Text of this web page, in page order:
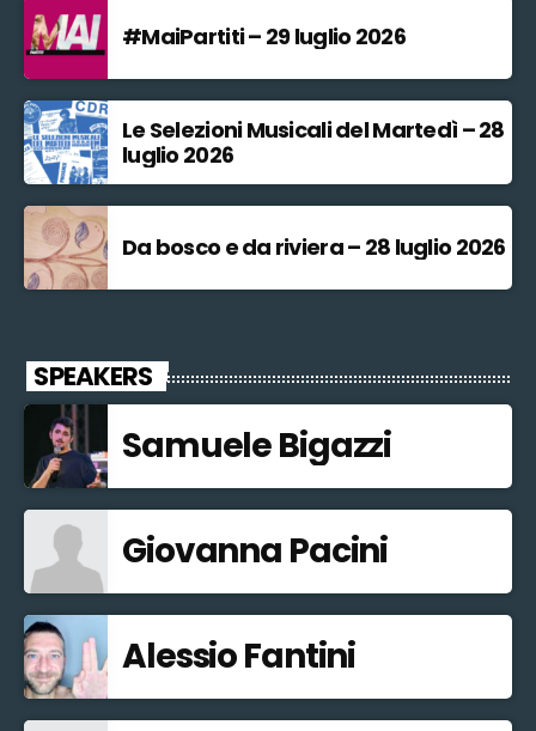
#MaiPartiti – 29 luglio 2026
Le Selezioni Musicali del Martedì – 28
luglio 2026
Da bosco e da riviera – 28 luglio 2026
SPEAKERS
Samuele Bigazzi
Giovanna Pacini
Alessio Fantini